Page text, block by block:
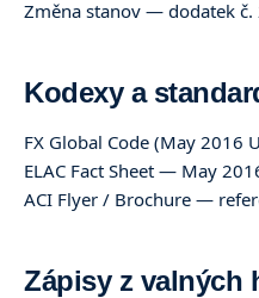
Změna stanov — dodatek č.
Kodexy a
FX Global Code (May 2016
ELAC Fact Sheet — May
ACI Flyer / Brochure —
Zápisy z valných